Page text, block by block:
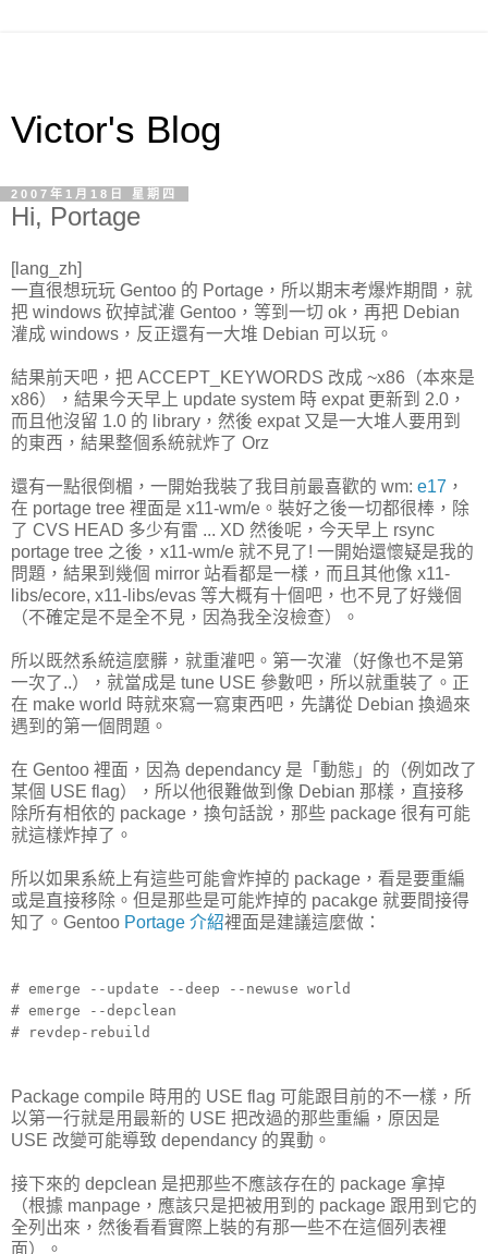
Victor's Blog
2007年1月18日 星期四
Hi, Portage
[lang_zh]
一直很想玩玩 Gentoo 的 Portage，所以期末考爆炸期間，就
把 windows 砍掉試灌 Gentoo，等到一切 ok，再把 Debian
灌成 windows，反正還有一大堆 Debian 可以玩。
結果前天吧，把 ACCEPT_KEYWORDS 改成 ~x86（本來是
x86），結果今天早上 update system 時 expat 更新到 2.0，
而且他沒留 1.0 的 library，然後 expat 又是一大堆人要用到
的東西，結果整個系統就炸了 Orz
還有一點很倒楣，一開始我裝了我目前最喜歡的 wm: e17 ，
在 portage tree 裡面是 x11-wm/e。裝好之後一切都很棒，除
了 CVS HEAD 多少有雷 ... XD 然後呢，今天早上 rsync
portage tree 之後，x11-wm/e 就不見了! 一開始還懷疑是我的
問題，結果到幾個 mirror 站看都是一樣，而且其他像 x11-
libs/ecore, x11-libs/evas 等大概有十個吧，也不見了好幾個
（不確定是不是全不見，因為我全沒檢查）。
所以既然系統這麼髒，就重灌吧。第一次灌（好像也不是第
一次了..），就當成是 tune USE 參數吧，所以就重裝了。正
在 make world 時就來寫一寫東西吧，先講從 Debian 換過來
遇到的第一個問題。
在 Gentoo 裡面，因為 dependancy 是「動態」的（例如改了
某個 USE flag），所以他很難做到像 Debian 那樣，直接移
除所有相依的 package，換句話說，那些 package 很有可能
就這樣炸掉了。
所以如果系統上有這些可能會炸掉的 package，看是要重編
或是直接移除。但是那些是可能炸掉的 pacakge 就要間接得
知了。Gentoo Portage 介紹裡面是建議這麼做：
# emerge --update --deep --newuse world
# emerge --depclean
# revdep-rebuild
Package compile 時用的 USE flag 可能跟目前的不一樣，所
以第一行就是用最新的 USE 把改過的那些重編，原因是
USE 改變可能導致 dependancy 的異動。
接下來的 depclean 是把那些不應該存在的 package 拿掉
（根據 manpage，應該只是把被用到的 package 跟用到它的
全列出來，然後看看實際上裝的有那一些不在這個列表裡
面）。